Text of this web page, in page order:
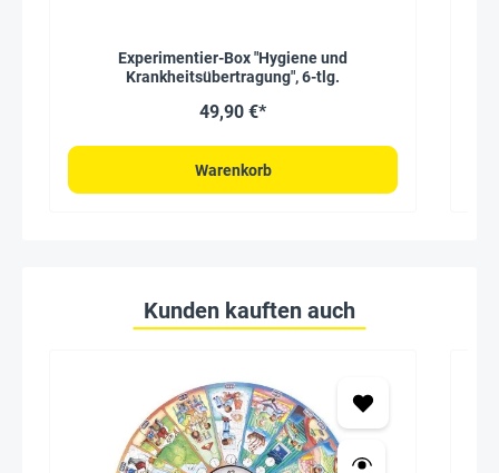
Experimentier-Box "Hygiene und
Krankheitsübertragung", 6-tlg.
49,90 €*
Warenkorb
Kunden kauften auch